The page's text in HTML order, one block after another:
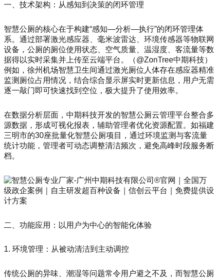
一、技术架构：从感知到决策的闭环管理
智慧公厕的核心在于构建“感知—分析—执行”的闭环管理体
系。通过部署激光感应器、毫米波雷达、环境传感器等物联网
设备，公厕的厕位使用状态、空气质量、温湿度、客流量等数
据得以实时采集并上传至云端平台。（@ZonTree中期科技）
例如，徐州机场智慧卫生间通过激光厕位人体存在感应器精准
监测厕位占用情况，结合综合显示屏实时更新信息，用户无需
逐一敲门即可快速找到空位，极大提升了使用效率。
在数据分析层面，中期科技开发的智慧公厕云管理平台整合多
源数据，形成可视化报表，辅助管理者优化资源配置。如福建
三明市的30座批量化智慧公厕项目，通过环境监测与客流量
统计功能，管理者可动态调整清洁频次，避免高峰时段服务断
档。
二、功能应用：以用户为中心的智能化体验
1. 环境管理：从被动清洁到主动调控
传统公厕的异味、潮湿等问题常令用户避之不及，而智慧公厕